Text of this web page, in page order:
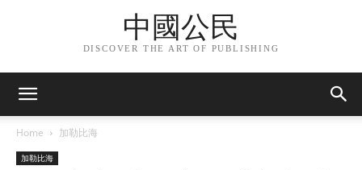
中國公民
DISCOVER THE ART OF PUBLISHING
Home 加勒比海
加勒比海